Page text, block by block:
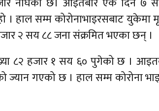
। हाल सम्म कोरोनाभाइरसबाट
२ सय ८८ जना संक्रमित भएका छन् ।
८२ हजार १ सय ६० पुगेको छ ।
गएको छ । हाल सम्म कोरोना